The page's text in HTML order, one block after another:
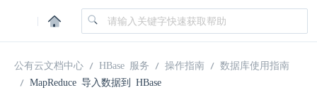
|
公有云文档中心 HBase 服务 操作指南
数据库使用指南
MapReduce 导入数据到 HBase